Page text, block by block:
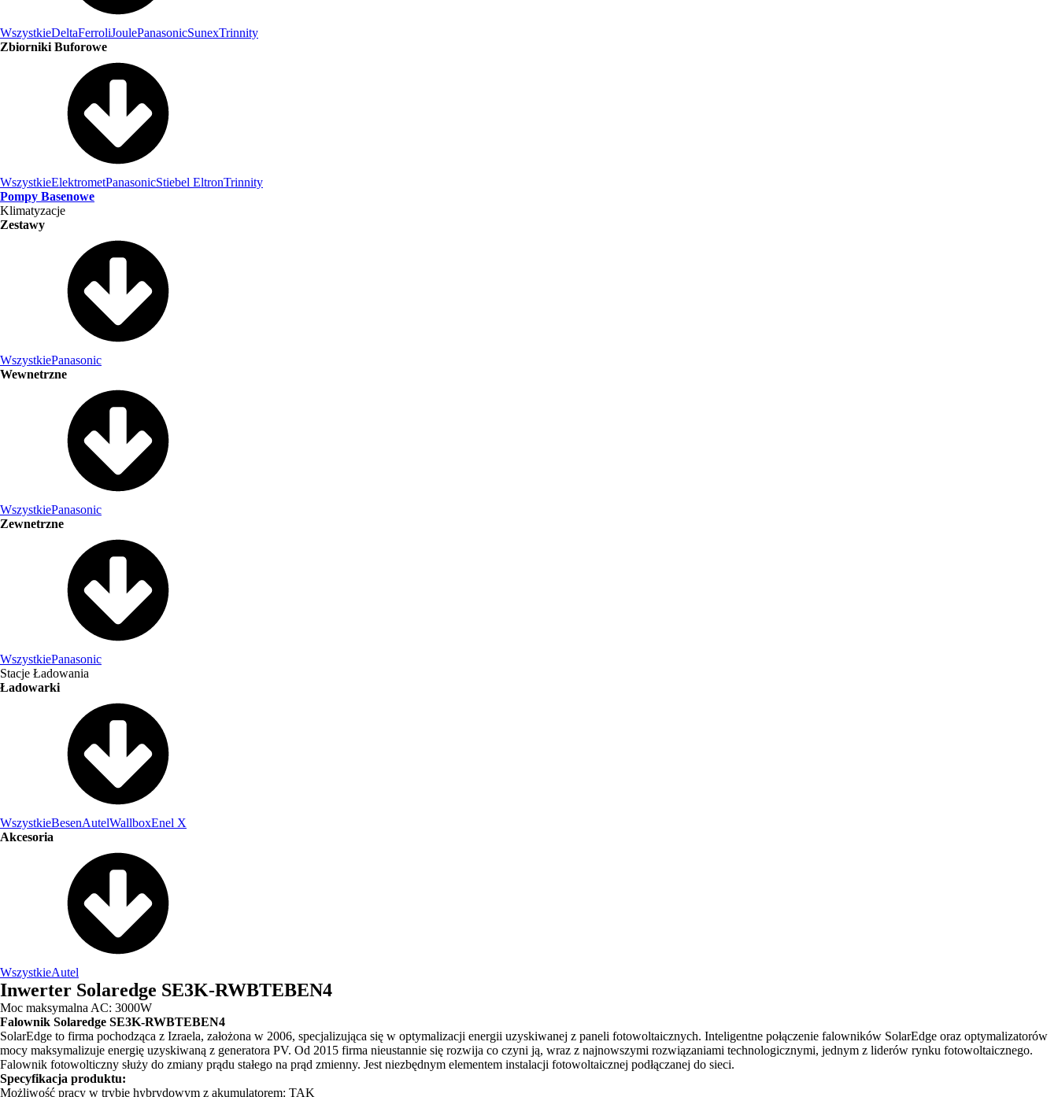
WszystkieDeltaFerroliJoulePanasonicSunexTrinnity
Zbiorniki Buforowe
WszystkieElektrometPanasonicStiebel EltronTrinnity
Pompy Basenowe
Klimatyzacje
Zestawy
WszystkiePanasonic
Wewnetrzne
WszystkiePanasonic
Zewnetrzne
WszystkiePanasonic
Stacje Ładowania
Ładowarki
WszystkieBesenAutelWallboxEnel X
Akcesoria
WszystkieAutel
Inwerter Solaredge SE3K-RWBTEBEN4
Moc maksymalna AC: 3000W
Falownik Solaredge SE3K-RWBTEBEN4
SolarEdge to firma pochodząca z Izraela, założona w 2006, specjalizująca się w optymalizacji energii uzyskiwanej z paneli fotowoltaicznych. Inteligentne połączenie falowników SolarEdge oraz optymalizatorów
mocy maksymalizuje energię uzyskiwaną z generatora PV. Od 2015 firma nieustannie się rozwija co czyni ją, wraz z najnowszymi rozwiązaniami technologicznymi, jednym z liderów rynku fotowoltaicznego.
Falownik fotowolticzny służy do zmiany prądu stałego na prąd zmienny. Jest niezbędnym elementem instalacji fotowoltaicznej podłączanej do sieci.
Specyfikacja produktu:
Możliwość pracy w trybie hybrydowym z akumulatorem: TAK